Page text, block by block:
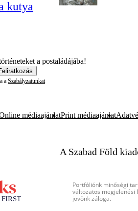
kutya
a postaládájába!
a Szabályzatunkat
médiaajánlatPrint médiaajánlat
A Szabad Föld
Portfóliónk minőségi
változatos megjelenési
jövőnk záloga.